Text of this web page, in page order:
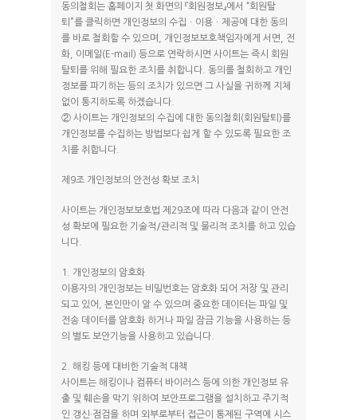
동의철회는 홈페이지 첫 화면의 『회원정보』에서 “회원탈
퇴”를 클릭하면 개인정보의 수집ㆍ이용ㆍ제공에 대한 동의
를 바로 철회할 수 있으며, 개인정보보호책임자에게 서면, 전
화, 이메일(E-mail) 등으로 연락하시면 사이트는 즉시 회원
탈퇴를 위해 필요한 조치를 취합니다. 동의를 철회하고 개인
정보를 파기하는 등의 조치가 있으면 그 사실을 귀하께 지체
없이 통지하도록 하겠습니다.
② 사이트는 개인정보의 수집에 대한 동의철회(회원탈퇴)를
개인정보를 수집하는 방법보다 쉽게 할 수 있도록 필요한 조
치를 취합니다.
제9조 개인정보의 안전성 확보 조치
사이트는 개인정보보호법 제29조에 따라 다음과 같이 안전
성 확보에 필요한 기술적/관리적 및 물리적 조치를 하고 있습
니다.
1. 개인정보의 암호화
이용자의 개인정보는 비밀번호는 암호화 되어 저장 및 관리
되고 있어, 본인만이 알 수 있으며 중요한 데이터는 파일 및
전송 데이터를 암호화 하거나 파일 잠금 기능을 사용하는 등
의 별도 보안기능을 사용하고 있습니다.
2. 해킹 등에 대비한 기술적 대책
사이트는 해킹이나 컴퓨터 바이러스 등에 의한 개인정보 유
출 및 훼손을 막기 위하여 보안프로그램을 설치하고 주기적
인 갱신·점검을 하며 외부로부터 접근이 통제된 구역에 시스